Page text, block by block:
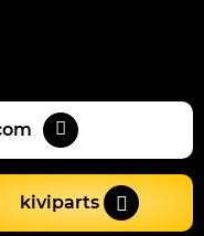
kiviparts